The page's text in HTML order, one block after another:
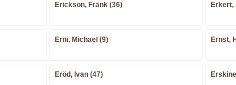
Erickson, Frank (36) Erkert,
Erni, Michael (9) Ernst,
Eröd, Ivan (47)